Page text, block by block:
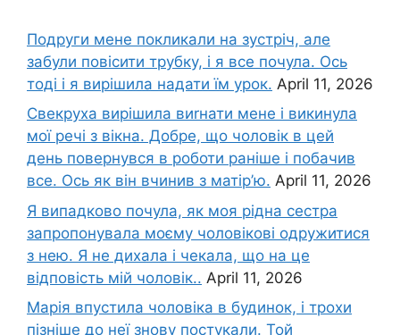
Подруги мене покликали на зустріч, але
забули повісити трубку, і я все почула. Ось
тоді і я вирішила надати їм урок. April 11, 2026
Свекруха вирішила виrнати мене і викинула
мої речі з вікна. Добре, що чоловік в цей
день повернувся в роботи раніше і побачив
все. Ось як він вчинив з матір’ю. April 11, 2026
Я випадково почула, як моя рідна сестра
запропонувала моєму чоловікові одружитися
з нею. Я не дихала і чекала, що на це
відповість мій чоловік.. April 11, 2026
Марія впустила чоловіка в будинок, і трохи
пізніше до неї знову постукали. Той